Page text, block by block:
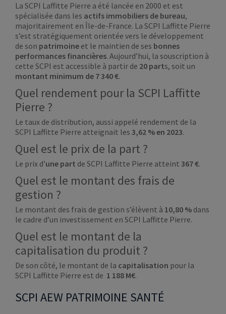
La SCPI Laffitte Pierre a été lancée en 2000 et est
spécialisée dans les actifs immobiliers de bureau,
majoritairement en Île-de-France. La SCPI Laffitte Pierre
s’est stratégiquement orientée vers le développement
de son patrimoine et le maintien de ses bonnes
performances financières. Aujourd’hui, la souscription à
cette SCPI est accessible à partir de 20 parts, soit un
montant minimum de 7 340€.
Quel rendement pour la SCPI Laffitte
Pierre ?
Le taux de distribution, aussi appelé rendement de la
SCPI Laffitte Pierre atteignait les 3,62 % en 2023.
Quel est le prix de la part ?
Le prix d’une part de SCPI Laffitte Pierre atteint 367€.
Quel est le montant des frais de
gestion ?
Le montant des frais de gestion s’élèvent à 10,80 % dans
le cadre d’un investissement en SCPI Laffitte Pierre.
Quel est le montant de la
capitalisation du produit ?
De son côté, le montant de la capitalisation pour la
SCPI Laffitte Pierre est de 1 188 M€.
SCPI AEW PATRIMOINE SANTÉ